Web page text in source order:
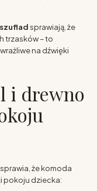
sprawiają, że
trzasków – to
na dźwięki
i drewno
sprawia, że komoda
pokoju dziecka: